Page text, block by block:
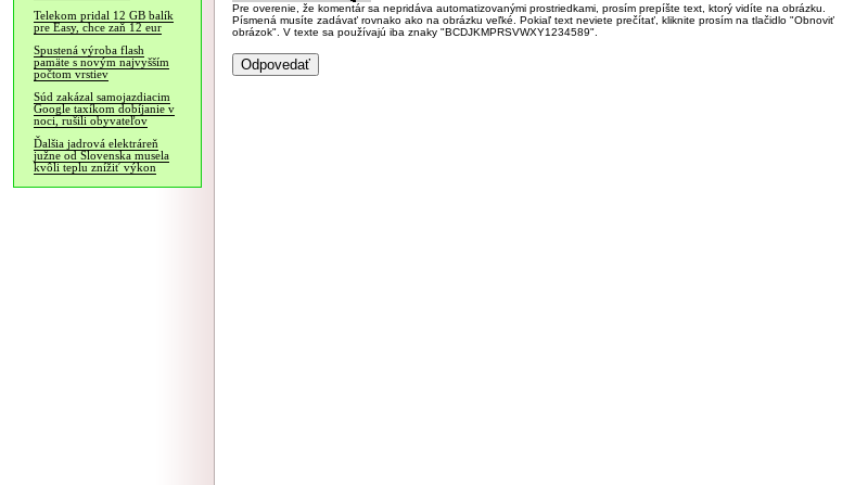
Telekom pridal 12 GB balík
pre Easy, chce zaň 12 eur
Spustená výroba flash
pamäte s novým najvyšším
počtom vrstiev
Súd zakázal samojazdiacim
Google taxíkom dobíjanie v
noci, rušili obyvateľov
Ďalšia jadrová elektráreň
južne od Slovenska musela
kvôli teplu znížiť výkon
Pre overenie, že komentár sa nepridáva automatizovanými prostriedkami, prosím prepíšte text, ktorý vidíte na obrázku.
Písmená musíte zadávať rovnako ako na obrázku veľké. Pokiaľ text neviete prečítať, kliknite prosím na tlačidlo "Obnoviť
obrázok". V texte sa používajú iba znaky "BCDJKMPRSVWXY1234589".